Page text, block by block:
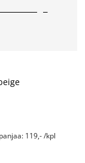
119,- /kpl